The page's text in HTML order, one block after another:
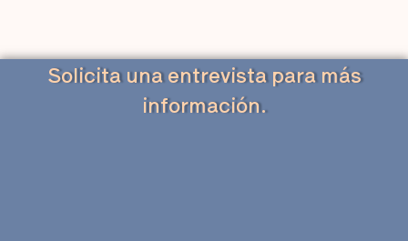
Solicita una entrevista para más
información.